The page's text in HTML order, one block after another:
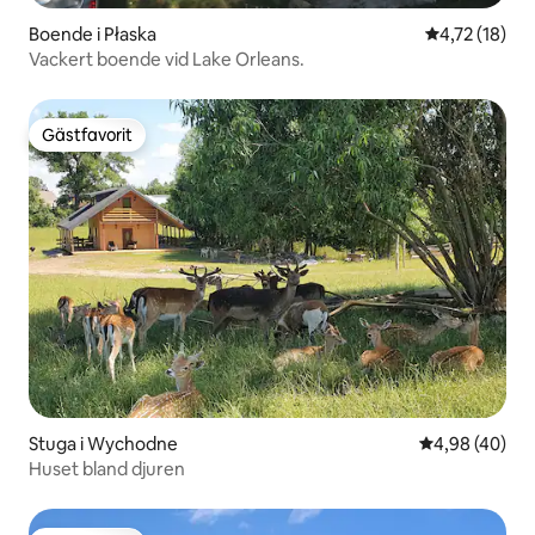
Boende i Płaska 4,72 av 5 i
4,72 (18)
Vackert boende vid Lake Orleans.
Gästfavorit
Gästfavorit
Stuga i Wychodne 4,98 av 5 i
4,98 (40)
Huset bland djuren